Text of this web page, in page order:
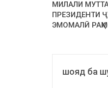
МИЛАЛИ
ПРЕЗИДЕНТИ
ЭМОМАЛӢ
шояд ба